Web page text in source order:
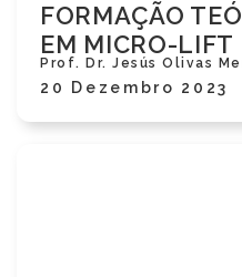
FORMAÇÃO
EM MICRO-LIFT
Prof. Dr. Jesús Olivas
20 Dezembro 2023